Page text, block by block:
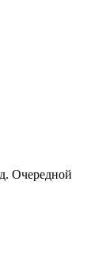
Очередной